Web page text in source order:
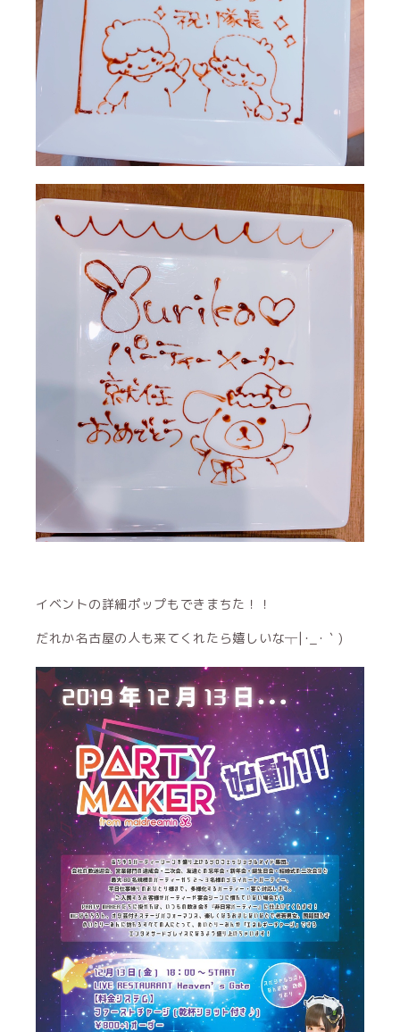
イベントの詳細ポップもできまちた！！
だれか名古屋の人も来てくれたら嬉しいな┬|･_･｀)